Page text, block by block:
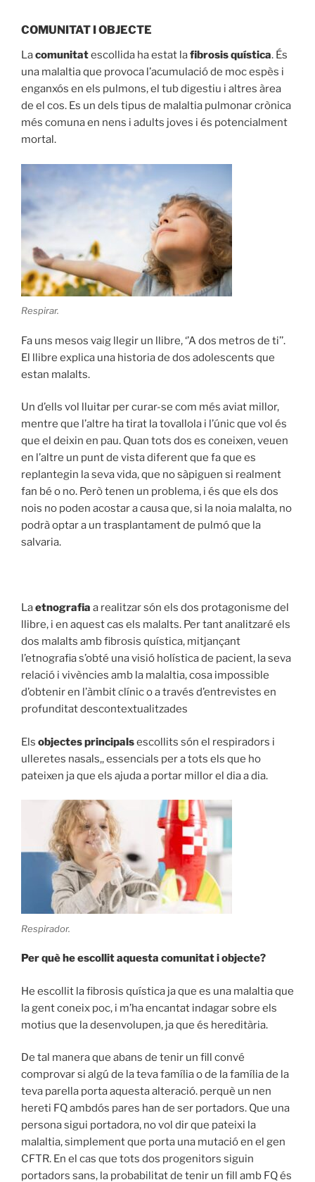
COMUNITAT I OBJECTE
Lacomunitatescollida ha estat lafibrosis quística. És
una malaltia que provoca l’acumulació de moc espès i
enganxós en els pulmons, el tub digestiu i altres àrea
de el cos. Es un dels tipus de malaltia pulmonar crònica
més comuna en nens i adults joves i és potencialment
mortal.
Respirar.
Fa uns mesos vaig llegir un llibre, ‘’A dos metros de ti’’.
El llibre explica una historia de dos adolescents que
estan malalts.
Un d’ells vol lluitar per curar-se com més aviat millor,
mentre que l’altre ha tirat la tovallola i l’únic que vol és
que el deixin en pau. Quan tots dos es coneixen, veuen
en l’altre un punt de vista diferent que fa que es
replantegin la seva vida, que no sàpiguen si realment
fan bé o no. Però tenen un problema, i és que els dos
nois no poden acostar a causa que, si la noia malalta, no
podrà optar a un trasplantament de pulmó que la
salvaria.
Laetnografia a realitzar són els dos protagonisme del
llibre, i en aquest cas els malalts. Per tant analitzaré els
dos malalts amb fibrosis quística, mitjançant
l’etnografia s’obté una visió holística de pacient, la seva
relació i vivències amb la malaltia, cosa impossible
d’obtenir en l’àmbit clínic o a través d’entrevistes en
profunditat descontextualitzades
Els objectes principalsescollits són el respiradors i
ulleretes nasals,, essencials per a tots els que ho
pateixen ja que els ajuda a portar millor el dia a dia.
Respirador.
Per què he escollit aquesta comunitat i objecte?
He escollit la fibrosis quística ja que es una malaltia que
la gent coneix poc, i m’ha encantat indagar sobre els
motius que la desenvolupen, ja que és hereditària.
De tal manera que abans de tenir un fill convé
comprovar si algú de la teva família o de la família de la
teva parella porta aquesta alteració. perquè un nen
hereti FQ ambdós pares han de ser portadors. Que una
persona sigui portadora, no vol dir que pateixi la
malaltia, simplement que porta una mutació en el gen
CFTR. En el cas que tots dos progenitors siguin
portadors sans, la probabilitat de tenir un fill amb FQ és